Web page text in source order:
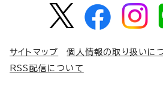
サイトマップ 個人情報の取り扱いに
RSS配信について